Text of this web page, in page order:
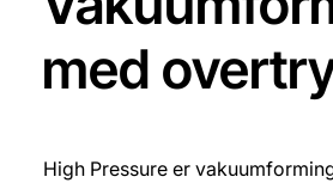
med
High Pressure er